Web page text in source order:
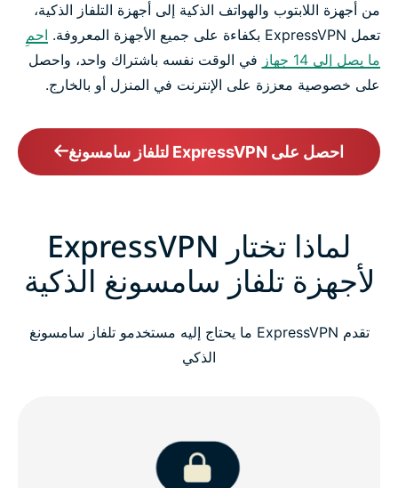
من أجهزة اللابتوب والهواتف الذكية إلى أجهزة التلفاز الذكية،
تعمل ExpressVPN بكفاءة على جميع الأجهزة المعروفة.
احمِ
ما يصل إلى 14 جهاز
في الوقت نفسه باشتراك واحد، واحصل
على خصوصية معززة على الإنترنت في المنزل أو بالخارج.
احصل على ExpressVPN لتلفاز سامسونغ
لماذا تختار ExpressVPN
لأجهزة تلفاز سامسونغ الذكية
تقدم ExpressVPN ما يحتاج إليه مستخدمو تلفاز سامسونغ
الذكي